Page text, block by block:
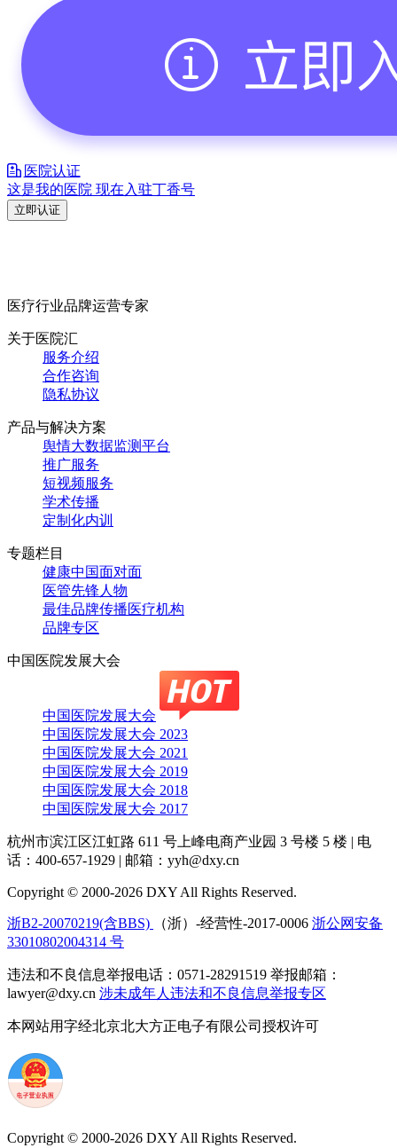
医院认证
这是我的医院 现在入驻丁香号
立即认证
医疗行业品牌运营专家
关于医院汇
服务介绍
合作咨询
隐私协议
产品与解决方案
舆情大数据监测平台
推广服务
短视频服务
学术传播
定制化内训
专题栏目
健康中国面对面
医管先锋人物
最佳品牌传播医疗机构
品牌专区
中国医院发展大会
中国医院发展大会
中国医院发展大会 2023
中国医院发展大会 2021
中国医院发展大会 2019
中国医院发展大会 2018
中国医院发展大会 2017
杭州市滨江区江虹路 611 号上峰电商产业园 3 号楼 5 楼 | 电
话：400-657-1929 | 邮箱：yyh@dxy.cn
Copyright © 2000-2026 DXY All Rights Reserved.
浙B2-20070219(含BBS) （浙）-经营性-2017-0006 浙公网安备
33010802004314 号
违法和不良信息举报电话：0571-28291519 举报邮箱：
lawyer@dxy.cn 涉未成年人违法和不良信息举报专区
本网站用字经北京北大方正电子有限公司授权许可
Copyright © 2000-2026 DXY All Rights Reserved.